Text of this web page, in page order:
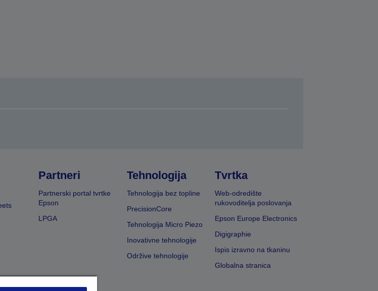
Partneri
Partnerski portal tvrtke
Epson
LPGA
Tehnologija
Tehnologija bez topline
PrecisionCore
Tehnologija Micro Piezo
Inovativne tehnologije
Održive tehnologije
Tvrtka
Web-odredište
rukovoditelja poslovanja
Epson Europe Electronics
Digigraphie
Ispis izravno na tkaninu
Globalna stranica